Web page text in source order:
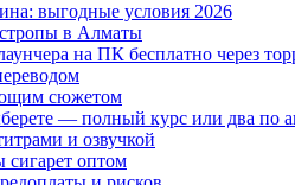
выгодные условия 2026
в Алматы
на ПК бесплатно через
сюжетом
— полный курс или два по
и озвучкой
сигарет оптом